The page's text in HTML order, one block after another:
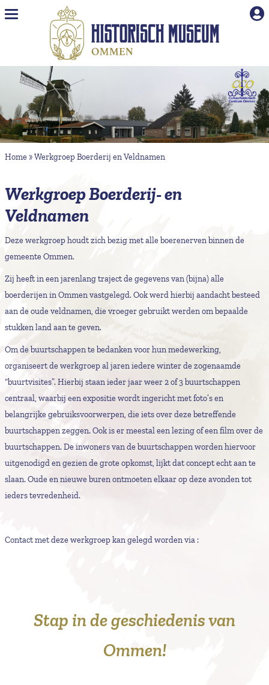
Naar hoofdinhoud
Home »Werkgroep Boerderij en Veldnamen
Werkgroep Boerderij- en
Veldnamen
Deze werkgroep houdt zich bezig met alle boerenerven binnen de
gemeente Ommen.
Zij heeft in een jarenlang traject de gegevens van (bijna) alle
boerderijen in Ommen vastgelegd. Ook werd hierbij aandacht besteed
aan de oude veldnamen, die vroeger gebruikt werden om bepaalde
stukken land aan te geven.
Om de buurtschappen te bedanken voor hun medewerking,
organiseert de werkgroep al jaren iedere winter de zogenaamde
“buurtvisites”. Hierbij staan ieder jaar weer 2 of 3 buurtschappen
centraal, waarbij een expositie wordt ingericht met foto’s en
belangrijke gebruiksvoorwerpen, die iets over deze betreffende
buurtschappen zeggen. Ook is er meestal een lezing of een film over de
buurtschappen. De inwoners van de buurtschappen worden hiervoor
uitgenodigd en gezien de grote opkomst, lijkt dat concept echt aan te
slaan. Oude en nieuwe buren ontmoeten elkaar op deze avonden tot
ieders tevredenheid.
Contact met deze werkgroep kan gelegd worden via :
Stap in de geschiedenis van
Ommen!